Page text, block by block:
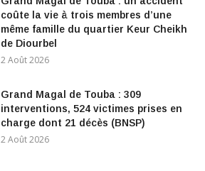
coûte la vie à trois membres d’une
même famille du quartier Keur Cheikh
de Diourbel
2 Août 2026
Grand Magal de Touba : 309
interventions, 524 victimes prises en
charge dont 21 décès (BNSP)
2 Août 2026